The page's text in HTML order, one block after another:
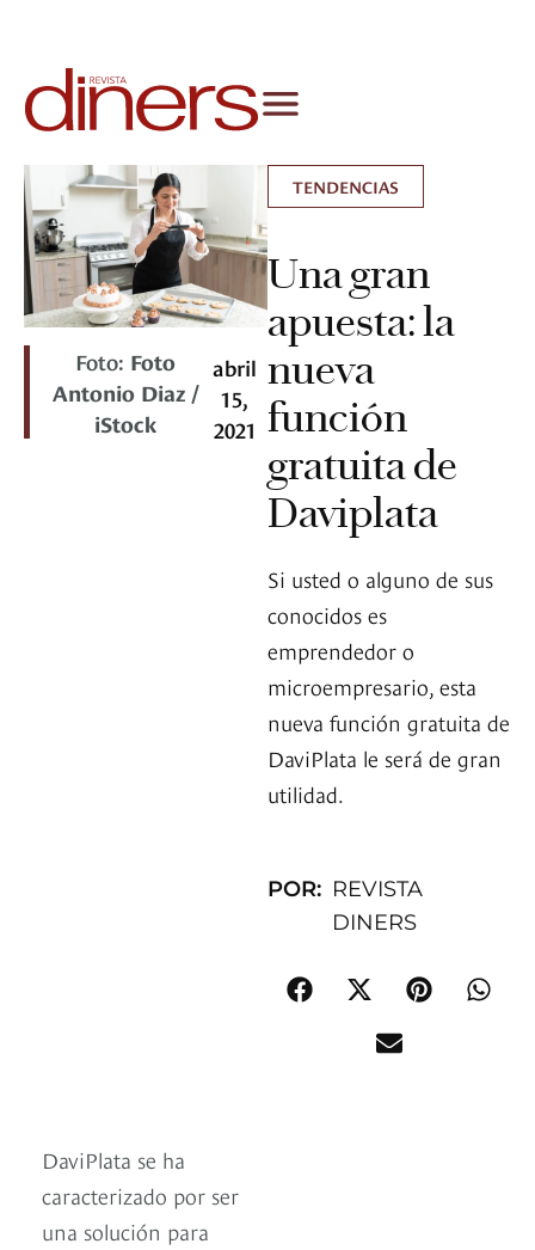
Foto: Foto
Antonio Diaz /
iStock
abril
15,
2021
TENDENCIAS
Una gran
apuesta: la
nueva
función
gratuita de
Daviplata
Si usted o alguno de sus
conocidos es
emprendedor o
microempresario, esta
nueva función gratuita de
DaviPlata le será de gran
utilidad.
POR: REVISTA
DINERS
DaviPlata se ha
caracterizado por ser
una solución para